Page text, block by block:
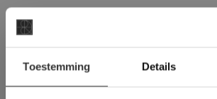
Toestemming Details
#1 in de categorie vloeren
Binnen 24 uur een
Meer dan 500 m2 showroom
Deze website maakt
gebruik van cookies.